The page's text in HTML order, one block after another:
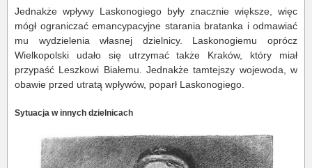
Jednakże wpływy Laskonogiego były znacznie większe, więc
mógł ograniczać emancypacyjne starania bratanka i odmawiać
mu wydzielenia własnej dzielnicy. Laskonogiemu oprócz
Wielkopolski udało się utrzymać także Kraków, który miał
przypaść Leszkowi Białemu. Jednakże tamtejszy wojewoda, w
obawie przed utratą wpływów, poparł Laskonogiego.
Sytuacja w innych dzielnicach